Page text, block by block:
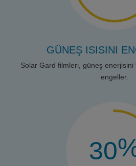
GÜNEŞ ISISINI
Solar Gard filmleri, güneş enerjisini
engeller.
30